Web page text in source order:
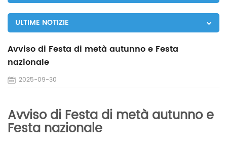
ULTIME NOTIZIE
Avviso di Festa di metà autunno e Festa
nazionale
2025-09-30
Avviso di Festa di metà autunno e
Festa nazionale